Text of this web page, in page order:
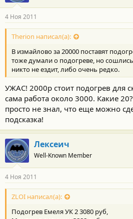
4 Ноя 2011
Therion написал(а):
В измайлово за 20000 поставят
тоже думали о подогреве, но
никто не ездит, либо очень редко.
УЖАС! 2000р стоит подогрев для
сама работа около 3000. Какие
просто не знал, что еще можно
подсказка!
Лексеич
Well-Known Member
4 Ноя 2011
ZLOI написал(а):
Подогрев Емеля УК 2 3080 руб,